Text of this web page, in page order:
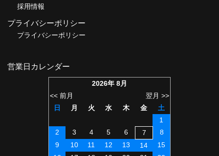
採用情報
プライバシーポリシー
プライバシーポリシー
営業日カレンダー
2026年 8月
<< 前月
翌月 >>
日
月 火 水 木 金
土
1
2
3 4 5 6 7
8
9
10 11 12 13 14
15